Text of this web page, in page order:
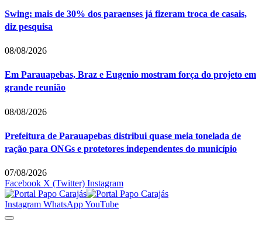
Swing: mais de 30% dos paraenses já fizeram troca de casais,
diz pesquisa
08/08/2026
Em Parauapebas, Braz e Eugenio mostram força do projeto em
grande reunião
08/08/2026
Prefeitura de Parauapebas distribui quase meia tonelada de
ração para ONGs e protetores independentes do município
07/08/2026
Facebook X (Twitter) Instagram
Instagram WhatsAppYouTube